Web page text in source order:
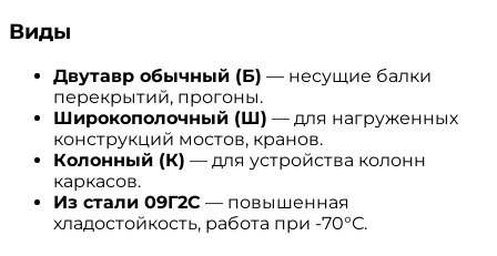
Виды
Двутавр обычный (Б) — несущие балки
перекрытий, прогоны.
Широкополочный (Ш) — для нагруженных
конструкций мостов, кранов.
Колонный (К) — для устройства колонн
каркасов.
Из стали 09Г2С — повышенная
хладостойкость, работа при -70°С.